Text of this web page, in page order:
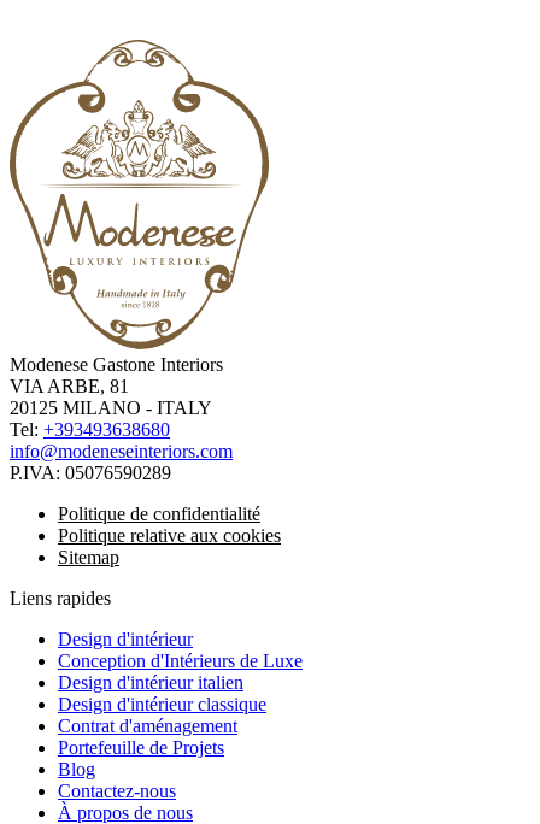
Modenese Gastone Interiors
VIA ARBE, 81
20125 MILANO - ITALY
Tel: +393493638680
info@modeneseinteriors.com
P.IVA: 05076590289
Politique de confidentialité
Politique relative aux cookies
Sitemap
Liens rapides
Design d'intérieur
Conception d'Intérieurs de Luxe
Design d'intérieur italien
Design d'intérieur classique
Contrat d'aménagement
Portefeuille de Projets
Blog
Contactez-nous
À propos de nous